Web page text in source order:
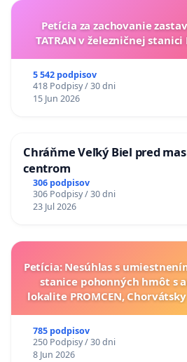
Petícia za zachovanie
TATRAN v železničnej
5 542 podpisov
418 Podpisy / 30 dni
15 Jun 2026
Chráňme Veľký Biel pred
centrom
306 podpisov
306 Podpisy / 30 dni
23 Jul 2026
Petícia: Nesúhlas s
stanice pohonných hmôt s
lokalite PROMCEN,
785 podpisov
250 Podpisy / 30 dni
8 Jun 2026